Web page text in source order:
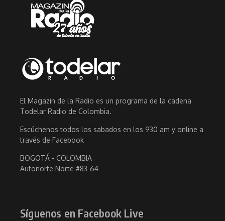
El Magazin de la Radio es un programa de la cadena
Todelar Radio de Colombia.
Escúchenos todos los sabados en los 930 am y online a
través de Facebook
BOGOTÁ - COLOMBIA
Autonorte Norte #83-64
Síguenos en Facebook Live